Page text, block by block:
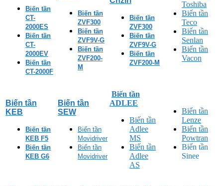
Biến tần
CT-
2000ES
Biến tần
CT-
2000EV
Biến tần
CT-2000F
Biến tần
ZVF300
Biến tần
ZVF9V-G
Biến tần
ZVF200-
M
Biến tần
ZVF300
Biến tần
ZVF9V-G
Biến tần
ZVF200-M
Toshiba
Biến tần
Teco
Biến tần
Senlan
Biến tần
Vacon
Biến tần
KEB
Biến tần
KEB F5
Biến tần
KEB G6
Biến tần
SEW
Biến tần
Movidriver
Biến tần
Movidriver
Biến tần
ADLEE
Biến tần
Adlee
MS
Biến tần
Adlee
AS
Biến tần
Lenze
Biến tần
Powtran
Biến tần
Sinee